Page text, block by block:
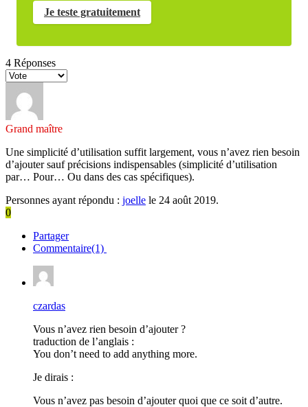
Je teste gratuitement
4 Réponses
Grand maître
Une simplicité d’utilisation suffit largement, vous n’avez rien besoin
d’ajouter sauf précisions indispensables (simplicité d’utilisation
par… Pour… Ou dans des cas spécifiques).
Personnes ayant répondu : joelle le 24 août 2019.
0
Partager
Commentaire(1)
czardas
Vous n’avez rien besoin d’ajouter ?
traduction de l’anglais :
You don’t need to add anything more.
Je dirais :
Vous n’avez pas besoin d’ajouter quoi que ce soit d’autre.